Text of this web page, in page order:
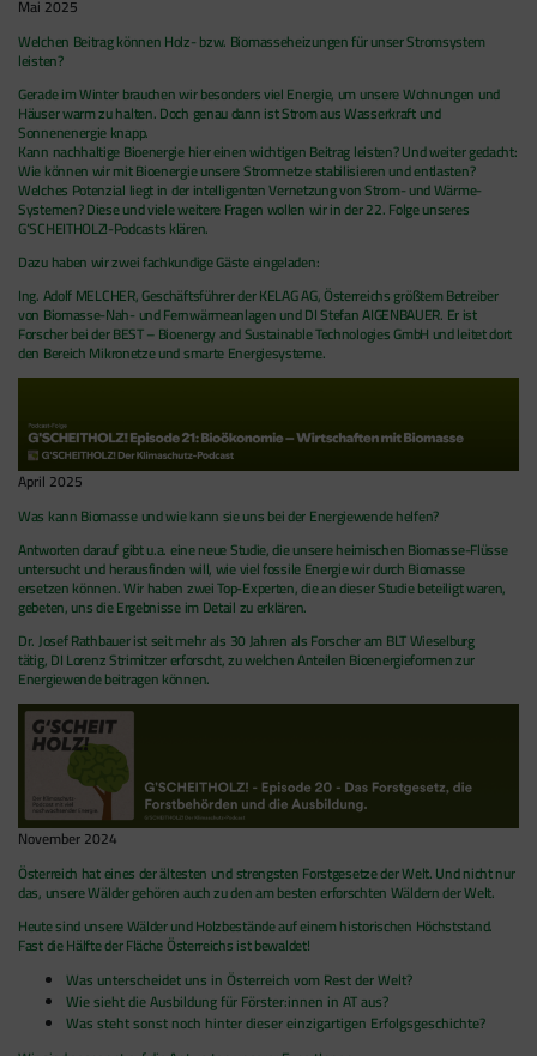
Mai 2025
Welchen Beitrag können Holz- bzw. Biomasseheizungen für unser Stromsystem
leisten?
Gerade im Winter brauchen wir besonders viel Energie, um unsere Wohnungen und
Häuser warm zu halten. Doch genau dann ist Strom aus Wasserkraft und
Sonnenenergie knapp.
Kann nachhaltige Bioenergie hier einen wichtigen Beitrag leisten? Und weiter gedacht:
Wie können wir mit Bioenergie unsere Stromnetze stabilisieren und entlasten?
Welches Potenzial liegt in der intelligenten Vernetzung von Strom- und Wärme-
Systemen? Diese und viele weitere Fragen wollen wir in der 22. Folge unseres
G‘SCHEITHOLZ!-Podcasts klären.
Dazu haben wir zwei fachkundige Gäste eingeladen:
Ing. Adolf MELCHER, Geschäftsführer der KELAG AG, Österreichs größtem Betreiber
von Biomasse-Nah- und Fernwärmeanlagen und DI Stefan AIGENBAUER. Er ist
Forscher bei der BEST – Bioenergy and Sustainable Technologies GmbH und leitet dort
den Bereich Mikronetze und smarte Energiesysteme.
April 2025
Was kann Biomasse und wie kann sie uns bei der Energiewende helfen?
Antworten darauf gibt u.a. eine neue Studie, die unsere heimischen Biomasse-Flüsse
untersucht und herausfinden will, wie viel fossile Energie wir durch Biomasse
ersetzen können. Wir haben zwei Top-Experten, die an dieser Studie beteiligt waren,
gebeten, uns die Ergebnisse im Detail zu erklären.
Dr. Josef Rathbauer ist seit mehr als 30 Jahren als Forscher am BLT Wieselburg
tätig, DI Lorenz Strimitzer erforscht, zu welchen Anteilen Bioenergieformen zur
Energiewende beitragen können.
November 2024
Österreich hat eines der ältesten und strengsten Forstgesetze der Welt. Und nicht nur
das, unsere Wälder gehören auch zu den am besten erforschten Wäldern der Welt.
Heute sind unsere Wälder und Holzbestände auf einem historischen Höchststand.
Fast die Hälfte der Fläche Österreichs ist bewaldet!
Was unterscheidet uns in Österreich vom Rest der Welt?
Wie sieht die Ausbildung für Förster:innen in AT aus?
Was steht sonst noch hinter dieser einzigartigen Erfolgsgeschichte?